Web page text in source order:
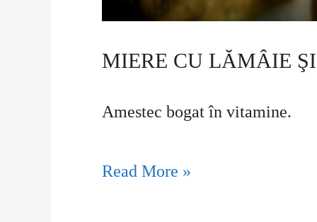
MIERE CU LĂMÂIE
Amestec bogat în vitamine.
Read More »